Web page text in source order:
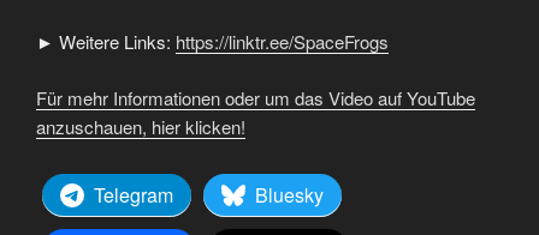
► Weitere Links: https://linktr.ee/SpaceFrogs
Für mehr Informationen oder um das Video auf YouTube
anzuschauen, hier klicken!
Telegram
Bluesky